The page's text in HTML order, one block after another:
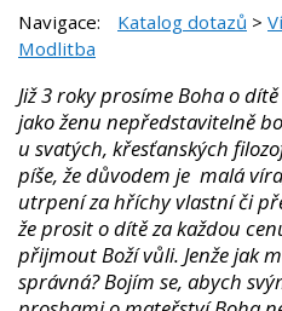
Navigace: Katalog dotazů >
Modlitba
Již 3 roky prosíme Boha o
jako ženu nepředstavitelně
u svatých, křesťanských
píše, že důvodem je malá
utrpení za hříchy vlastní či
že prosit o dítě za každou
přijmout Boží vůli. Jenže jak
správná? Bojím se, abych